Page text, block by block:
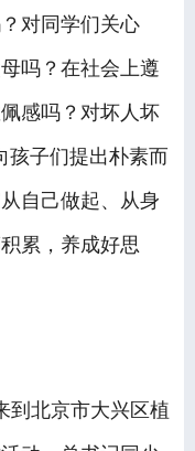
对同学们关心
吗？在社会上遵
感吗？对坏人坏
孩子们提出朴素而
自己做起、从身
累，养成好思
北京市大兴区植